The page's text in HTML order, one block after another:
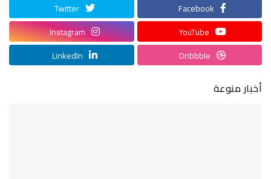
Facebook
Twitter
YouTube
Instagram
Dribbble
LinkedIn
أخبار منوعة